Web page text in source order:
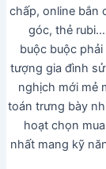
chấp, online bắn
góc, thẻ
buộc buộc
tượng gia đình
nghịch mới mẻ
toán trưng bày
hoạt chọn
nhất mang kỹ